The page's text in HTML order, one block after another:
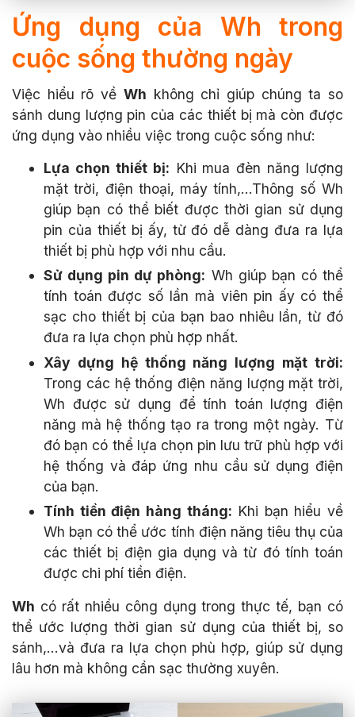
Ứng dụng của Wh trong
cuộc sống thường ngày
Việc hiểu rõ về Wh không chỉ giúp chúng ta so
sánh dung lượng pin của các thiết bị mà còn được
ứng dụng vào nhiều việc trong cuộc sống như:
Lựa chọn thiết bị: Khi mua đèn năng lượng
mặt trời, điện thoại, máy tính,...Thông số Wh
giúp bạn có thể biết được thời gian sử dụng
pin của thiết bị ấy, từ đó dễ dàng đưa ra lựa
thiết bị phù hợp với nhu cầu.
Sử dụng pin dự phòng: Wh giúp bạn có thể
tính toán được số lần mà viên pin ấy có thể
sạc cho thiết bị của bạn bao nhiêu lần, từ đó
đưa ra lựa chọn phù hợp nhất.
Xây dựng hệ thống năng lượng mặt trời:
Trong các hệ thống điện năng lượng mặt trời,
Wh được sử dụng để tính toán lượng điện
năng mà hệ thống tạo ra trong một ngày. Từ
đó bạn có thể lựa chọn pin lưu trữ phù hợp với
hệ thống và đáp ứng nhu cầu sử dụng điện
của bạn.
Tính tiền điện hàng tháng: Khi bạn hiểu về
Wh bạn có thể ước tính điện năng tiêu thụ của
các thiết bị điện gia dụng và từ đó tính toán
được chi phí tiền điện.
Wh có rất nhiều công dụng trong thực tế, bạn có
thể ước lượng thời gian sử dụng của thiết bị, so
sánh,...và đưa ra lựa chọn phù hợp, giúp sử dụng
lâu hơn mà không cần sạc thường xuyên.